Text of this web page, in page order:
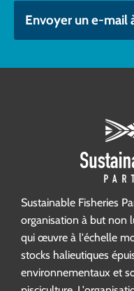
Envoyer un e-mail
Sustainable Fisheries
organisation à but non
qui œuvre à l'échelle
stocks halieutiques
environnementaux et